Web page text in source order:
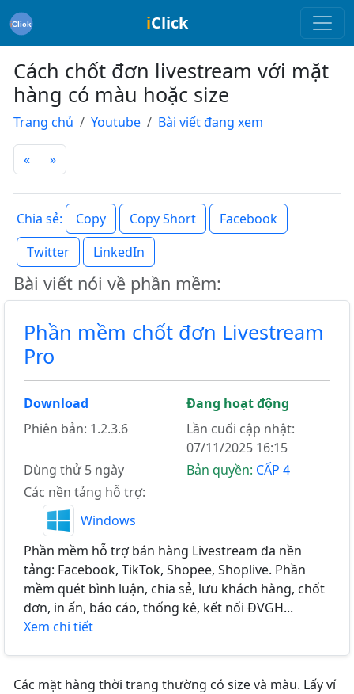
iClick
Cách chốt đơn livestream với mặt
hàng có màu hoặc size
Trang chủ Youtube Bài viết đang xem
« »
Chia sẻ: Copy Copy Short
Facebook
Twitter
LinkedIn
Bài viết nói về phần mềm:
Phần mềm chốt đơn Livestream
Pro
Download
Đang hoạt động
Phiên bản: 1.2.3.6
Lần cuối cập nhật:
07/11/2025 16:15
Dùng thử 5 ngày
Bản quyền: CẤP 4
Các nền tảng hỗ trợ:
Windows
Phần mềm hỗ trợ bán hàng Livestream đa nền
tảng: Facebook, TikTok, Shopee, Shoplive. Phần
mềm quét bình luận, chia sẻ, lưu khách hàng, chốt
đơn, in ấn, báo cáo, thống kê, kết nối ĐVGH...
Xem chi tiết
Các mặt hàng thời trang thường có size và màu. Lấy ví